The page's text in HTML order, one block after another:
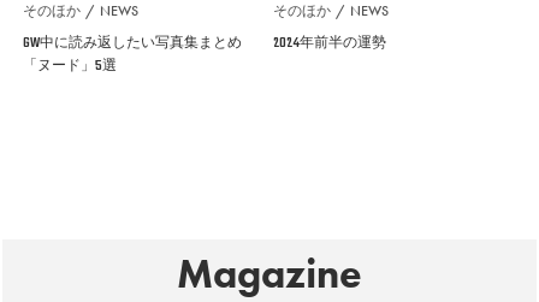
そのほか NEWS
GW中に読み返したい写真集まとめ
「ヌード」5選
そのほか NEWS
2024年前半の運勢
Magazine